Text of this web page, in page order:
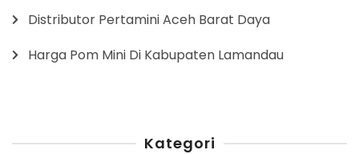
Distributor Pertamini Aceh Barat Daya
Harga Pom Mini Di Kabupaten Lamandau
Kategori